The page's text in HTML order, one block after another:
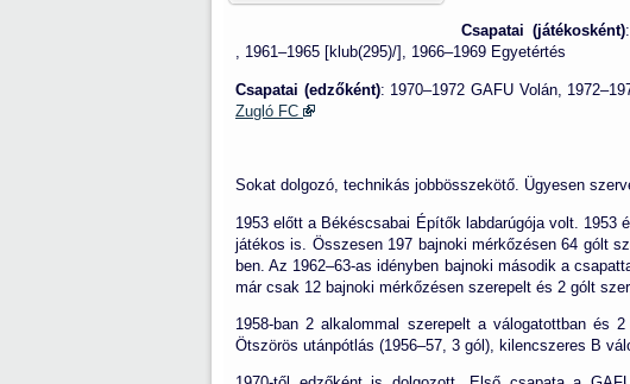
Csapatai (játékosként)
, 1961–1965 [klub(295)/], 1966–1969 Egyetértés
Csapatai (edzőként): 1970–1972 GAFU Volán,
Zugló FC
Sokat dolgozó, technikás jobbösszekötő. Ügyesen
1953 előtt a Békéscsabai Építők labdarúgója volt. 1953
játékos is. Összesen 197 bajnoki mérkőzésen 64 gólt
ben. Az 1962–63-as idényben bajnoki második a
már csak 12 bajnoki mérkőzésen szerepelt és 2 gólt
1958-ban 2 alkalommal szerepelt a válogatottban és
Ötszörös utánpótlás (1956–57, 3 gól), kilencszeres B